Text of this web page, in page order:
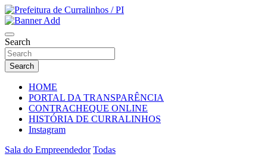
Skip
to
content
Prefeitura de Curralinhos / PI
Search
Search
HOME
PORTAL DA TRANSPARÊNCIA
CONTRACHEQUE ONLINE
HISTÓRIA DE CURRALINHOS
Instagram
Sala do Empreendedor Todas